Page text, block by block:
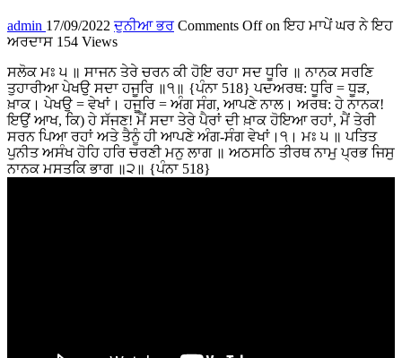
admin 17/09/2022 ਦੁਨੀਆ ਭਰ Comments Offon ਇਹ ਮਾਪੇਂ ਘਰ ਨੇ ਇਹ
ਅਰਦਾਸ 154 Views
ਸਲੋਕ ਮਃ ੫ ॥ ਸਾਜਨ ਤੇਰੇ ਚਰਨ ਕੀ ਹੋਇ ਰਹਾ ਸਦ ਧੂਰਿ ॥ ਨਾਨਕ ਸਰਣਿ
ਤੁਹਾਰੀਆ ਪੇਖਉ ਸਦਾ ਹਜੂਰਿ ॥੧॥ {ਪੰਨਾ 518} ਪਦਅਰਥ: ਧੂਰਿ = ਧੂੜ,
ਖ਼ਾਕ। ਪੇਖਉ = ਵੇਖਾਂ। ਹਜੂਰਿ = ਅੰਗ ਸੰਗ, ਆਪਣੇ ਨਾਲ। ਅਰਥ: ਹੇ ਨਾਨਕ!
ਇਉਂ ਆਖ, ਕਿ) ਹੇ ਸੱਜਣ! ਮੈਂ ਸਦਾ ਤੇਰੇ ਪੈਰਾਂ ਦੀ ਖ਼ਾਕ ਹੋਇਆ ਰਹਾਂ, ਮੈਂ ਤੇਰੀ
ਸਰਨ ਪਿਆ ਰਹਾਂ ਅਤੇ ਤੈਨੂੰ ਹੀ ਆਪਣੇ ਅੰਗ-ਸੰਗ ਵੇਖਾਂ।੧। ਮਃ ੫ ॥ ਪਤਿਤ
ਪੁਨੀਤ ਅਸੰਖ ਹੋਹਿ ਹਰਿ ਚਰਣੀ ਮਨੁ ਲਾਗ ॥ ਅਠਸਠਿ ਤੀਰਥ ਨਾਮੁ ਪ੍ਰਭ ਜਿਸੁ
ਨਾਨਕ ਮਸਤਕਿ ਭਾਗ ॥੨॥ {ਪੰਨਾ 518}